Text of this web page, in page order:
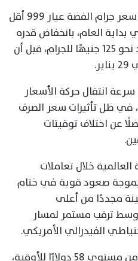
وفي السوق المحلية، لا يزال سعر جرام الفضة عيار 999 أقل
في بداية العام، بانخفاض قدره
18.4%، بعدما افتتح العام عند نحو 125 جنيهًا للجرام، قبل أن
انتقال حركة الأسعار
في ظل تأثيرات سعر الصرف
عن اختلاف توقيتات
خلال تعاملات
بموجة صعود قوية في ختام
مجددًا من أعلى
ترقب مستمر لمسار
الفيدرالي الأمريكي.
وبدأت الفضة الأسبوع بالقرب من مستوى 58 دولارًا للأوقية،